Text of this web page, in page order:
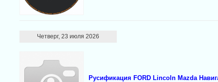
Четверг, 23 июля 2026
Русификация FORD Lincoln Mazda